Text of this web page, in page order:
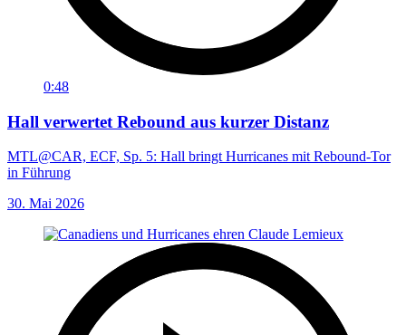
0:48
Hall verwertet Rebound aus kurzer Distanz
MTL@CAR, ECF, Sp. 5: Hall bringt Hurricanes mit Rebound-Tor
in Führung
30. Mai 2026